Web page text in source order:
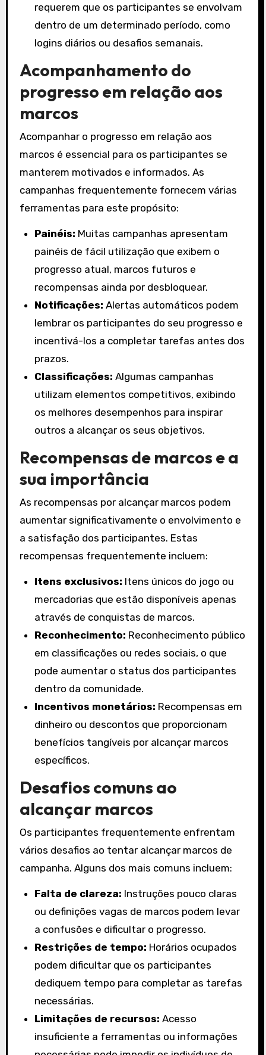
requerem que os participantes se envolvam
dentro de um determinado período, como
logins diários ou desafios semanais.
Acompanhamento do
progresso em relação aos
marcos
Acompanhar o progresso em relação aos
marcos é essencial para os participantes se
manterem motivados e informados. As
campanhas frequentemente fornecem várias
ferramentas para este propósito:
Painéis: Muitas campanhas apresentam
painéis de fácil utilização que exibem o
progresso atual, marcos futuros e
recompensas ainda por desbloquear.
Notificações: Alertas automáticos podem
lembrar os participantes do seu progresso e
incentivá-los a completar tarefas antes dos
prazos.
Classificações: Algumas campanhas
utilizam elementos competitivos, exibindo
os melhores desempenhos para inspirar
outros a alcançar os seus objetivos.
Recompensas de marcos e a
sua importância
As recompensas por alcançar marcos podem
aumentar significativamente o envolvimento e
a satisfação dos participantes. Estas
recompensas frequentemente incluem:
Itens exclusivos: Itens únicos do jogo ou
mercadorias que estão disponíveis apenas
através de conquistas de marcos.
Reconhecimento: Reconhecimento público
em classificações ou redes sociais, o que
pode aumentar o status dos participantes
dentro da comunidade.
Incentivos monetários: Recompensas em
dinheiro ou descontos que proporcionam
benefícios tangíveis por alcançar marcos
específicos.
Desafios comuns ao
alcançar marcos
Os participantes frequentemente enfrentam
vários desafios ao tentar alcançar marcos de
campanha. Alguns dos mais comuns incluem:
Falta de clareza: Instruções pouco claras
ou definições vagas de marcos podem levar
a confusões e dificultar o progresso.
Restrições de tempo: Horários ocupados
podem dificultar que os participantes
dediquem tempo para completar as tarefas
necessárias.
Limitações de recursos: Acesso
insuficiente a ferramentas ou informações